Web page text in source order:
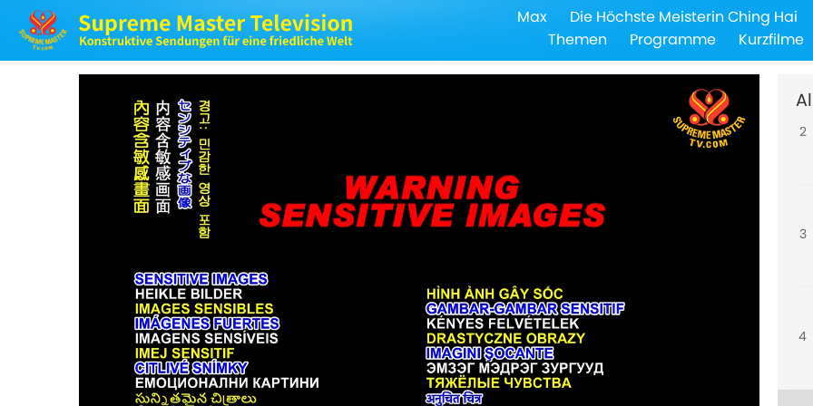
Max Die Höchste Meisterin Ching Hai
Themen
Programme Kurzfilme
2
3
4